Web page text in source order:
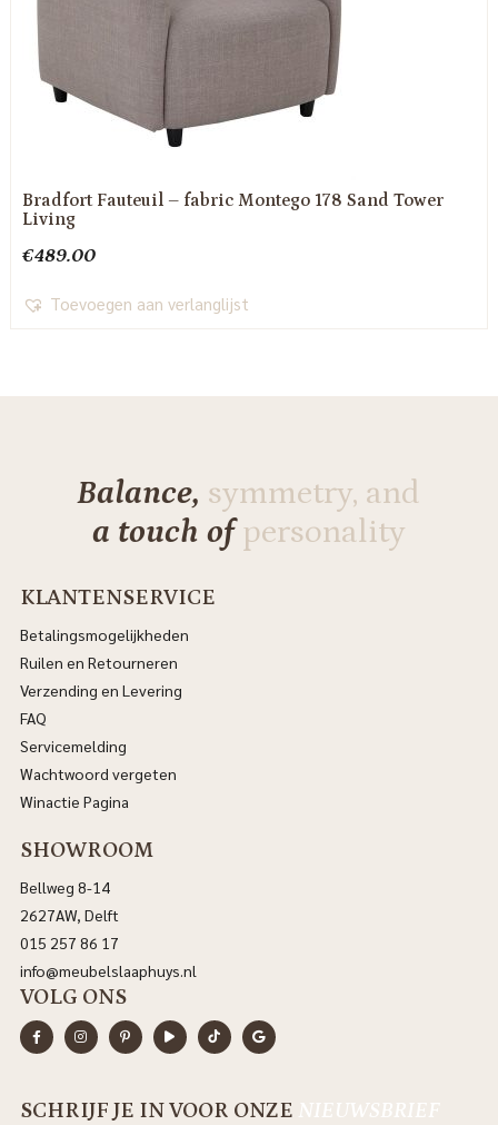
Bradfort Fauteuil – fabric Montego 178 Sand Tower
Living
€489.00
Toevoegen aan verlanglijst
Balance, symmetry, and
a touch ofpersonality
KLANTENSERVICE
Betalingsmogelijkheden
Ruilen en Retourneren
Verzending en Levering
FAQ
Servicemelding
Wachtwoord vergeten
Winactie Pagina
SHOWROOM
Bellweg 8-14
2627AW, Delft
015 257 86 17
info@meubelslaaphuys.nl
VOLG ONS
SCHRIJF JE IN VOOR ONZE NIEUWSBRIEF